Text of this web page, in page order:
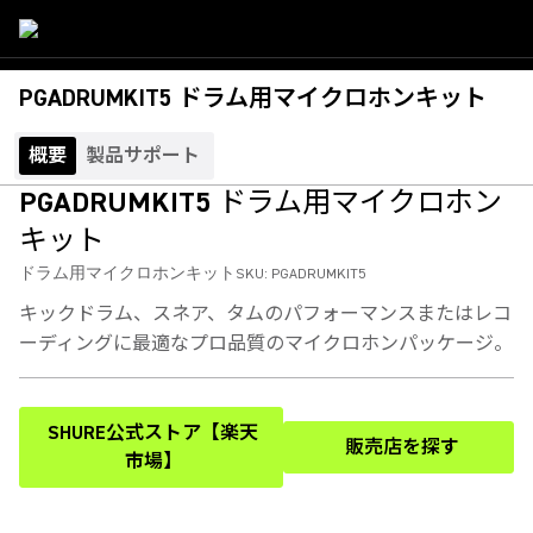
PGADRUMKIT5 ドラム用マイクロホンキット
概要 製品サポート
PGADRUMKIT5 ドラム用マイクロホン
キット
ドラム用マイクロホンキット SKU: PGADRUMKIT5
キックドラム、スネア、タムのパフォーマンスまたはレコ
ーディングに最適なプロ品質のマイクロホンパッケージ。
SHURE公式ストア【楽天
市場】(Opens in a new tab)
販売店を探す
(Opens in a